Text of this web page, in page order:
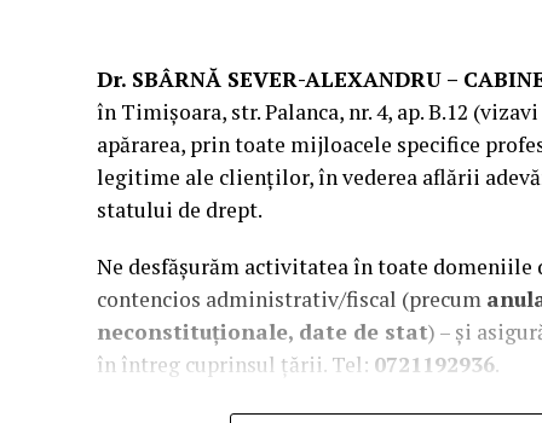
Dr. SBÂRNĂ SEVER-ALEXANDRU –
în Timișoara, str. Palanca, nr. 4, ap. B.12
apărarea, prin toate mijloacele specifice
legitime ale clienților, în vederea aflării
statului de drept.
Ne desfășurăm activitatea în toate domeniile
contencios administrativ/fiscal (precum
neconstituționale, date de stat) – și
în întreg cuprinsul țării. Tel: 0721192936.